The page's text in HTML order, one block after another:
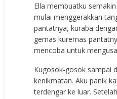
Ella membuatku
mulai menggerakkan
pantatnya, kuraba
gemas kuremas
mencoba untuk
Kugosok-gosok sampai
kenikmatan. Aku panik
terdengar ke luar.